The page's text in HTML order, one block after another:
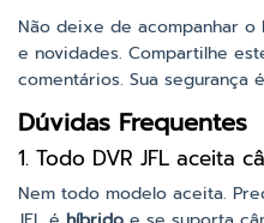
Não deixe de acompanhar o
e novidades. Compartilhe
comentários. Sua segurança
Dúvidas Frequentes
1. Todo DVR JFL aceita
Nem todo modelo aceita.